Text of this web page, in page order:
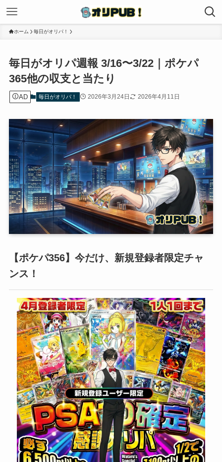
ホーム 毎日がオリパ！
毎日がオリパ週報 3/16〜3/22｜ポケパ
365他の収支と当たり
AD 毎日がオリパ！ 2026年3月24日 2026年4月11日
【ポケパ356】今だけ、新規登録者限定チャ
ンス！